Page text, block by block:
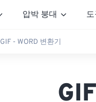
압박 붕대
GIF - WORD 변환기